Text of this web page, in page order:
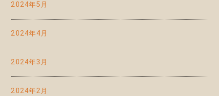
2024年5月
2024年4月
2024年3月
2024年2月